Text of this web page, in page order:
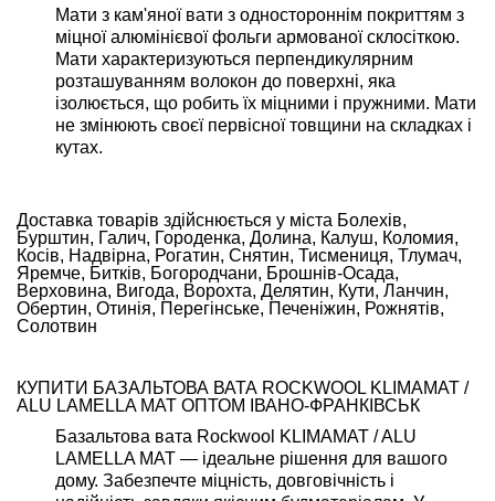
Мати з кам'яної вати з одностороннім покриттям з
міцної алюмінієвої фольги армованої склосіткою.
Мати характеризуються перпендикулярним
розташуванням волокон до поверхні, яка
ізолюється, що робить їх міцними і пружними. Мати
не змінюють своєї первісної товщини на складках і
кутах.
Доставка товарів здійснюється у міста Болехів,
Бурштин, Галич, Городенка, Долина, Калуш, Коломия,
Косів, Надвірна, Рогатин, Снятин, Тисмениця, Тлумач,
Яремче, Битків, Богородчани, Брошнів-Осада,
Верховина, Вигода, Ворохта, Делятин, Кути, Ланчин,
Обертин, Отинія, Перегінське, Печеніжин, Рожнятів,
Солотвин
КУПИТИ БАЗАЛЬТОВА ВАТА ROCKWOOL KLIMAMAT /
ALU LAMELLA MAT ОПТОМ ІВАНО-ФРАНКІВСЬК
Базальтова вата Rockwool KLIMAMAT / ALU
LAMELLA MAT — ідеальне рішення для вашого
дому. Забезпечте міцність, довговічність і